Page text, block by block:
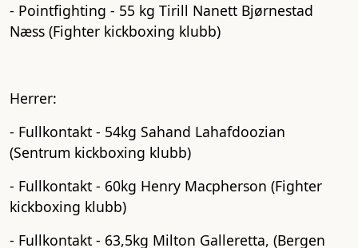
- Pointfighting - 55 kg Tirill Nanett Bjørnestad
Næss (Fighter kickboxing klubb)
Herrer:
- Fullkontakt - 54kg Sahand Lahafdoozian
(Sentrum kickboxing klubb)
- Fullkontakt - 60kg Henry Macpherson (Fighter
kickboxing klubb)
- Fullkontakt - 63,5kg Milton Galleretta, (Bergen